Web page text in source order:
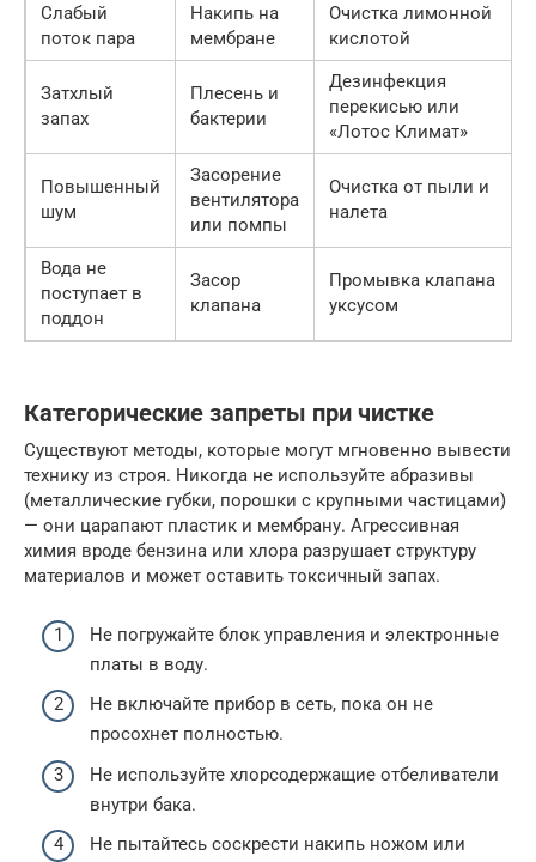
Слабый
поток пара
Накипь на
мембране
Очистка лимонной
кислотой
Затхлый
запах
Плесень и
бактерии
Дезинфекция
перекисью или
«Лотос Климат»
Повышенный
шум
Засорение
вентилятора
или помпы
Очистка от пыли и
налета
Вода не
поступает в
поддон
Засор
клапана
Промывка клапана
уксусом
Категорические запреты при чистке
Существуют методы, которые могут мгновенно вывести
технику из строя. Никогда не используйте абразивы
(металлические губки, порошки с крупными частицами)
— они царапают пластик и мембрану. Агрессивная
химия вроде бензина или хлора разрушает структуру
материалов и может оставить токсичный запах.
Не погружайте блок управления и электронные
платы в воду.
Не включайте прибор в сеть, пока он не
просохнет полностью.
Не используйте хлорсодержащие отбеливатели
внутри бака.
Не пытайтесь соскрести накипь ножом или